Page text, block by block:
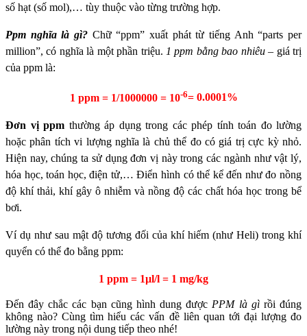
số hạt (số mol),… tùy thuộc vào từng trường hợp.
Ppm nghĩa là gì? Chữ “ppm” xuất phát từ tiếng Anh “parts per
million”, có nghĩa là một phần triệu. 1 ppm bằng bao nhiêu – giá trị
của ppm là:
1 ppm = 1/1000000 = 10-6= 0.0001%
Đơn vị ppm thường áp dụng trong các phép tính toán đo lường
hoặc phân tích vi lượng nghĩa là chủ thể đo có giá trị cực kỳ nhỏ.
Hiện nay, chúng ta sử dụng đơn vị này trong các ngành như vật lý,
hóa học, toán học, điện tử,… Điển hình có thể kể đến như đo nồng
độ khí thải, khí gây ô nhiễm và nồng độ các chất hóa học trong bể
bơi.
Ví dụ như sau mật độ tương đối của khí hiếm (như Heli) trong khí
quyển có thể đo bằng ppm:
1 ppm = 1µl/l = 1 mg/kg
Đến đây chắc các bạn cũng hình dung được PPM là gìrồi đúng
không nào? Cùng tìm hiểu các vấn đề liên quan tới đại lượng đo
lường này trong nội dung tiếp theo nhé!